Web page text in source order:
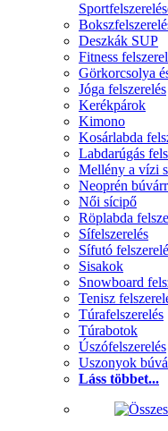
Deszkák SUP
Fitness
Görkorcsolya
Jóga felszerelés
Kerékpárok
Kimono
Kosárlabda
Labdarúgás
Mellény a vízi
Neoprén
Női sícipő
Röplabda
Sífelszerelés
Sífutó
Sisakok
Snowboard
Tenisz
Túrafelszerelés
Túrabotok
Úszófelszerelés
Uszonyok
Láss többet...